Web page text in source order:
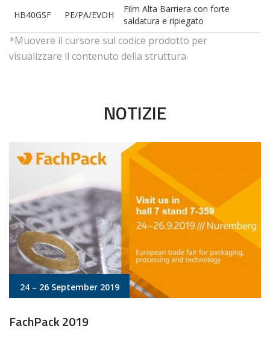
HB40GSF PE/PA/EVOH
Film Alta Barriera con forte
saldatura e ripiegato
*Muovere il cursore sul codice prodotto per
visualizzare il contenuto della struttura.
NOTIZIE
24 – 26 September 2019
FachPack 2019